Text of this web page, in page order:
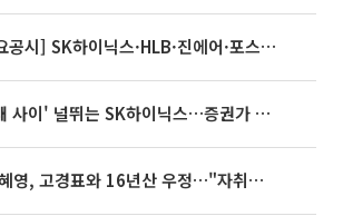
[오늘의 주요공시] SK하이닉스·HLB·진에어·포스코홀딩스·네이버·대우건설 등
'불안과 기대 사이' 널뛰는 SK하이닉스…증권가 "HBM4·LTA 기반 펀터멘털 견고"
'나혼산' 류혜영, 고경표와 16년산 우정…"자취방서 부모님과 마주쳐"